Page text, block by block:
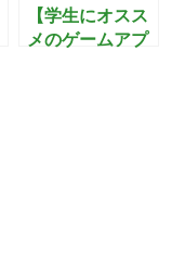
【学生にオスス
メのゲームアプ